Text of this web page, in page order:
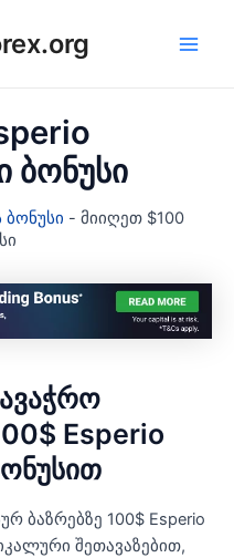
ბონუსი
- მიიღეთ $100
Esperio
ბაზრებზე 100$ Esperio
შეთავაზებით,